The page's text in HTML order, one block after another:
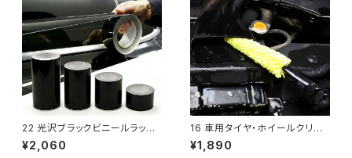
22 光沢ブラックビニールラップ
ストリップテープカーフォイル
（窓トリムドア保護フィルムクロ
¥2,060
16 車用タイヤ・ホイールクリー
ニングツール 標準タイプ
¥1,890